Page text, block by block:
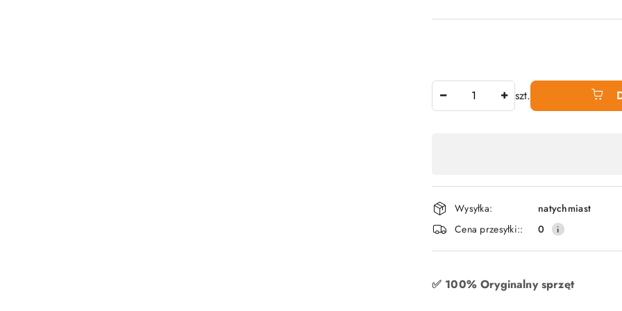
szt.
,
płatność
i
dostawa
Wysyłka:
natychmiast
Cena przesyłki::
0
✅ 100% Oryginalny sprzęt